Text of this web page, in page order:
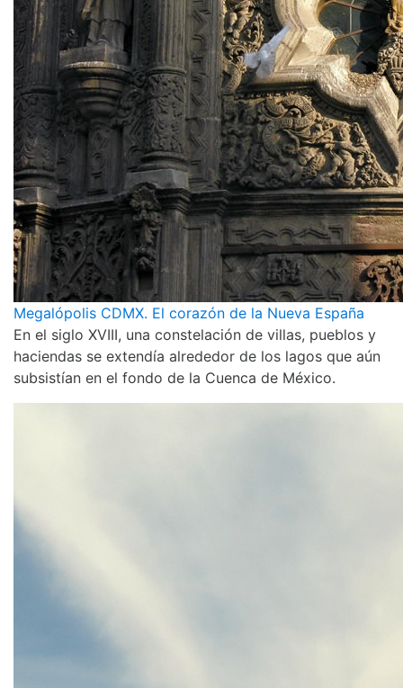
Megalópolis CDMX. El corazón de la Nueva España
En el siglo XVIII, una constelación de villas, pueblos y
haciendas se extendía alrededor de los lagos que aún
subsistían en el fondo de la Cuenca de México.